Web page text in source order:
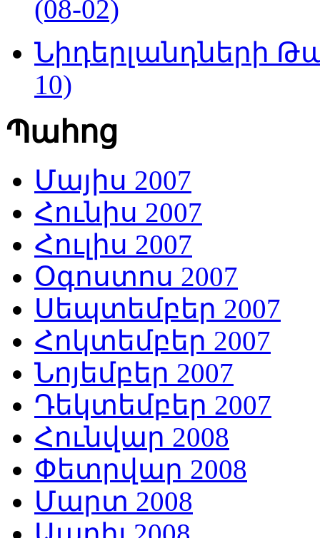
(08-02)
Նիդերլանդների
10)
Պահոց
Մայիս 2007
Հունիս 2007
Հուլիս 2007
Օգոստոս 2007
Սեպտեմբեր 2007
Հոկտեմբեր 2007
Նոյեմբեր 2007
Դեկտեմբեր 2007
Հունվար 2008
Փետրվար 2008
Մարտ 2008